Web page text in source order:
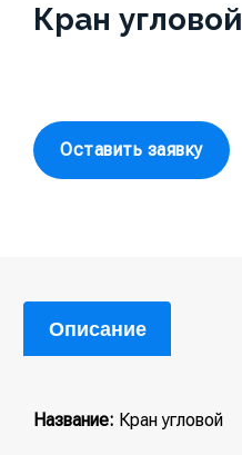
Кран угловой
Оставить заявку
Описание
Название: Кран угловой